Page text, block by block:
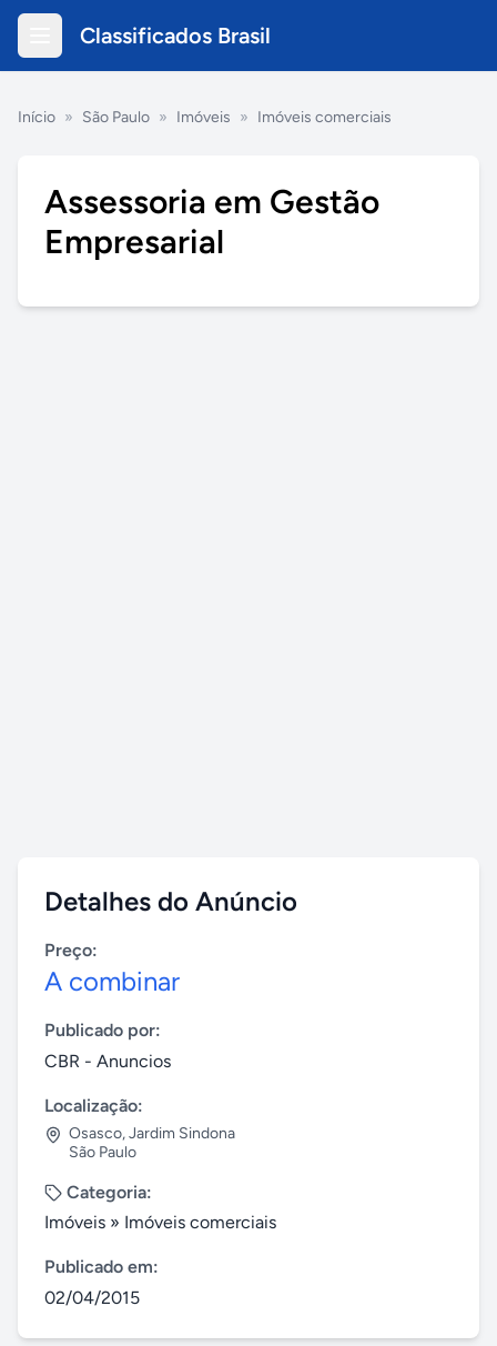
Classificados Brasil
Início » São Paulo » Imóveis » Imóveis comerciais
Assessoria em Gestão
Empresarial
Detalhes do Anúncio
Preço:
A combinar
Publicado por:
CBR - Anuncios
Localização:
Osasco,Jardim Sindona
São Paulo
Categoria:
Imóveis » Imóveis comerciais
Publicado em:
02/04/2015